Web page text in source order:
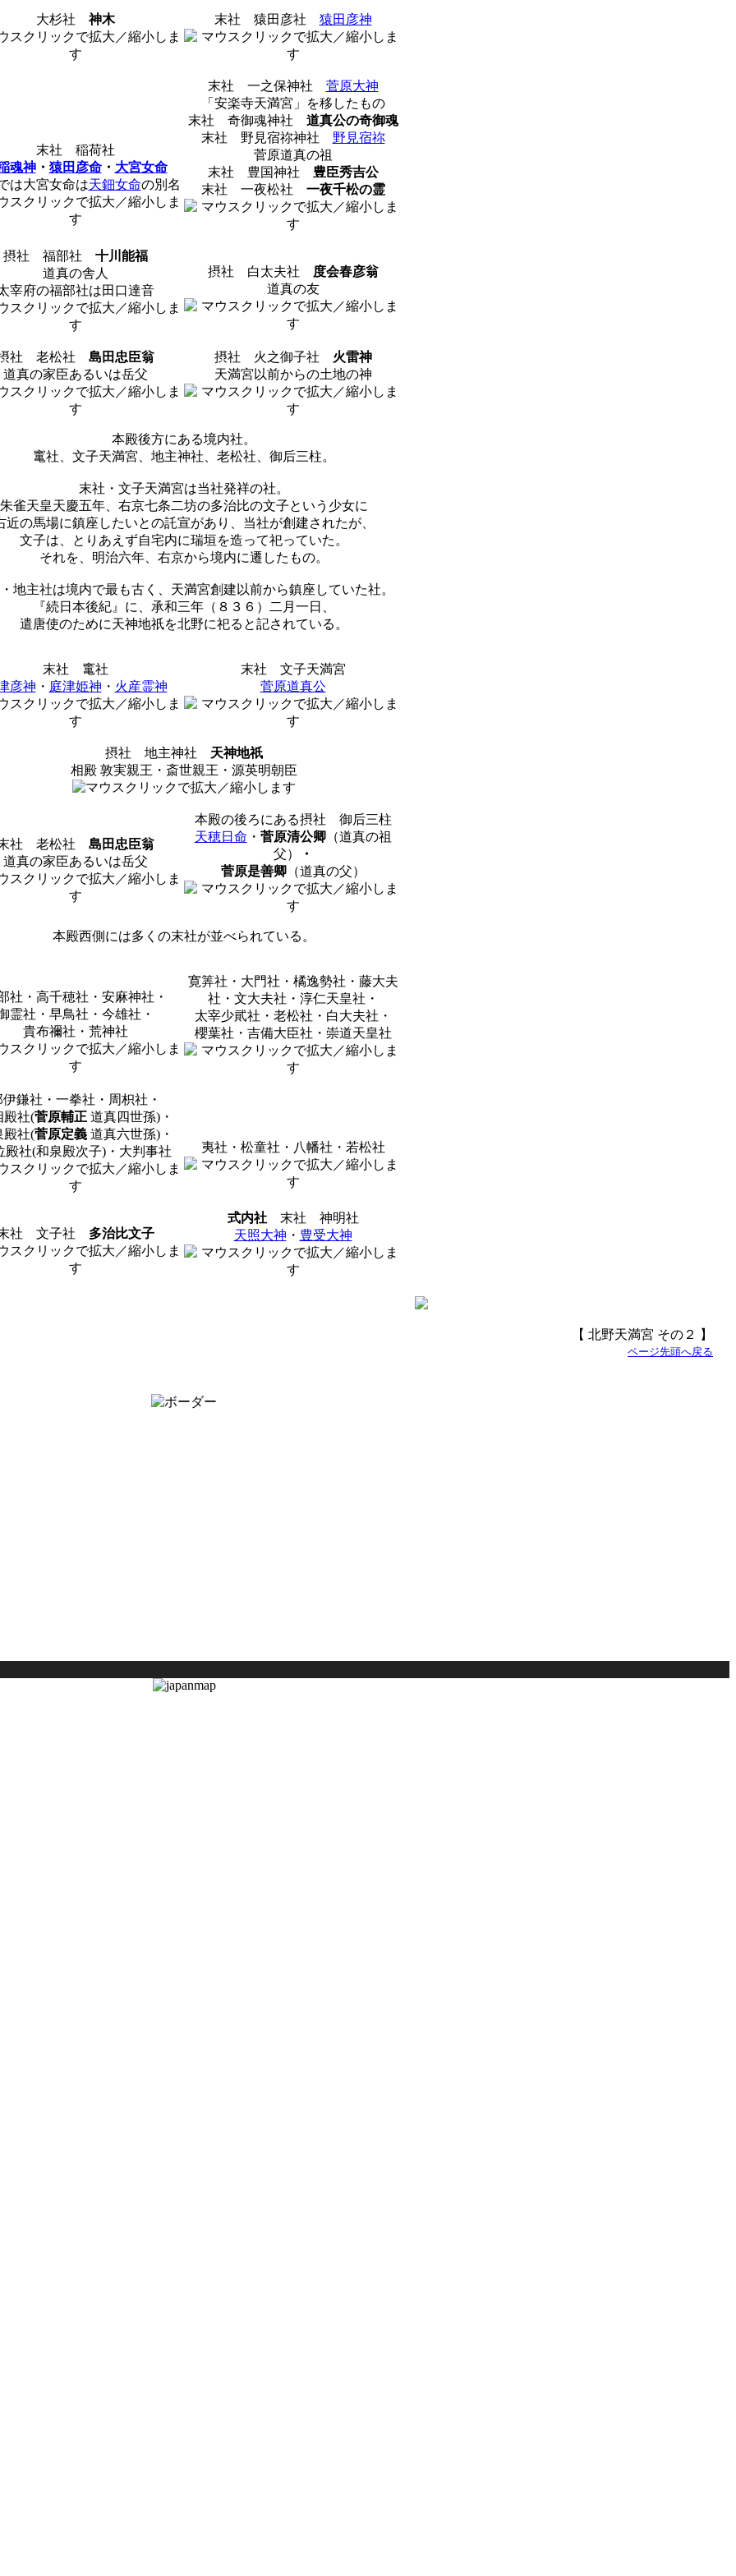
大杉社神木 末社 猿田彦社 猿田彦神
末社 稲荷社
魂神・ 猿田彦命・ 大宮女命
は大宮女命は天鈿女命の別名
末社 一之保神社 菅原大神
「安楽寺天満宮」を移したもの
末社 奇御魂神社 道真公の奇御魂
末社 野見宿祢神社 野見宿祢
菅原道真の祖
末社 豊国神社 豊臣秀吉公
末社 一夜松社 一夜千松の霊
摂社 福部社 十川能福
道真の舎人
宰府の福部社は田口達音
摂社 白太夫社
度会春彦翁
道真の友
社 老松社 島田忠臣翁
道真の家臣あるいは岳父
摂社 火之御子社 火雷神
天満宮以前からの土地の神
本殿後方にある境内社。
竃社、文子天満宮、地主神社、老松社、御后三柱。
末社・文子天満宮は当社発祥の社。
朱雀天皇天慶五年、右京七条二坊の多治比の文子という少女に
近の馬場に鎮座したいとの託宣があり、当社が創建されたが、
文子は、とりあえず自宅内に瑞垣を造って祀っていた。
それを、明治六年、右京から境内に遷したもの。
地主社は境内で最も古く、天満宮創建以前から鎮座していた社。
『続日本後紀』に、承和三年（８３６）二月一日、
遣唐使のために天神地祇を北野に祀ると記されている。
末社 竃社
彦神 ・ 庭津姫神 ・ 火産霊神
末社 文子天満宮
菅原道真公
摂社 地主神社 天神地祇
相殿 敦実親王・斎世親王・源英明朝臣
社 老松社 島田忠臣翁
道真の家臣あるいは岳父
本殿の後ろにある摂社 御后三柱
天穂日命 ・ 菅原清公卿（道真の祖
父）
・
菅原是善卿（道真の父）
本殿西側には多くの末社が並べられている。
社・高千穂社・安麻神社・
霊社・早鳥社・今雄社・
貴布禰社・荒神社
寛筭社・大門社・橘逸勢社・藤大夫
社・文大夫社・淳仁天皇社・
太宰少貮社・老松社・白大夫社・
櫻葉社・吉備大臣社・崇道天皇社
伊鎌社・一拳社・周枳社・
殿社(菅原輔正道真四世孫)・
殿社(菅原定義道真六世孫)・
殿社(和泉殿次子)・大判事社
夷社・松童社・八幡社・若松社
社 文子社 多治比文子
式内社末社 神明社
天照大神 ・ 豊受大神
【 北野天満宮 その２ 】
ページ先頭へ戻る